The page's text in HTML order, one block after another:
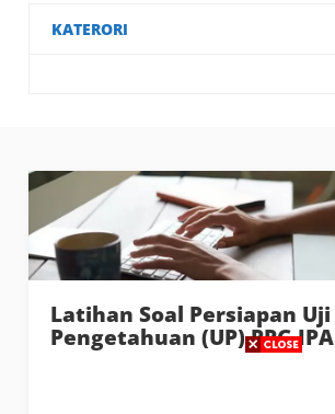
KATERORI
Latihan Soal Persiapan Uji
Pengetahuan (UP) PPG IPA